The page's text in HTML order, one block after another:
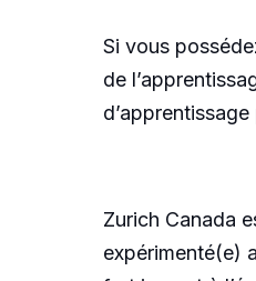
Si vous
de
Zurich Canada
expérimenté(e)